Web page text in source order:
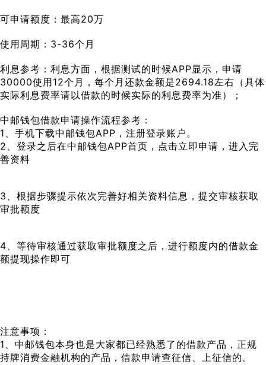
可申请额度：最高20万
使用周期：3-36个月
利息参考：利息方面，根据测试的时候APP显示，申请
30000使用12个月，每个月还款金额是2694.18左右（具体
实际利息费率请以借款的时候实际的利息费率为准）；
中邮钱包借款申请操作流程参考：
1、手机下载中邮钱包APP，注册登录账户。
2、登录之后在中邮钱包APP首页，点击立即申请，进入完
善资料
3、根据步骤提示依次完善好相关资料信息，提交审核获取
审批额度
4、等待审核通过获取审批额度之后，进行额度内的借款金
额提现操作即可
注意事项：
1、中邮钱包本身也是大家都已经熟悉了的借款产品，正规
持牌消费金融机构的产品，借款申请查征信、上征信的。